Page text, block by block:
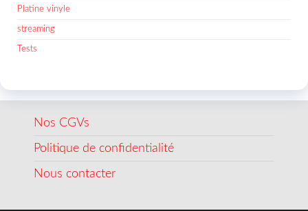
Platine vinyle
streaming
Tests
Nos CGVs
Politique de confidentialité
Nous contacter